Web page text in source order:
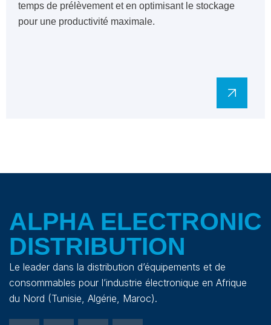
temps de prélèvement et en optimisant le stockage
pour une productivité maximale.
ALPHA ELECTRONIC
DISTRIBUTION
Le leader dans la distribution d’équipements et de
consommables pour l’industrie électronique en Afrique
du Nord (Tunisie, Algérie, Maroc).